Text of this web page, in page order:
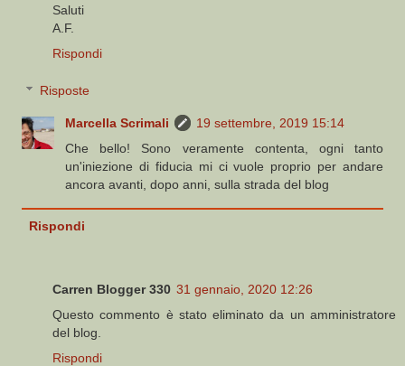
Saluti
A.F.
Rispondi
Risposte
Marcella Scrimali
19 settembre, 2019 15:14
Che bello! Sono veramente contenta, ogni tanto
un'iniezione di fiducia mi ci vuole proprio per andare
ancora avanti, dopo anni, sulla strada del blog
Rispondi
Carren Blogger 330 31 gennaio, 2020 12:26
Questo commento è stato eliminato da un amministratore
del blog.
Rispondi